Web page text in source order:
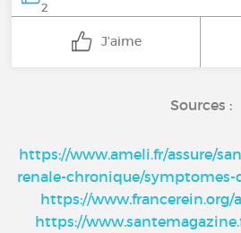
2
J'aime
Sources :
https://www.ameli.fr/assure/
renale-chronique/
https://www.francerein.org/
https://